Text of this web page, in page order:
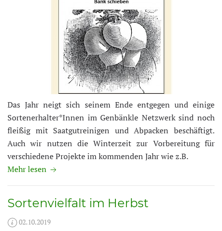
Das Jahr neigt sich seinem Ende entgegen und einige
Sortenerhalter*Innen im Genbänkle Netzwerk sind noch
fleißig mit Saatgutreinigen und Abpacken beschäftigt.
Auch wir nutzen die Winterzeit zur Vorbereitung für
verschiedene Projekte im kommenden Jahr wie z.B.
Mehr lesen
Sortenvielfalt im Herbst
02.10.2019